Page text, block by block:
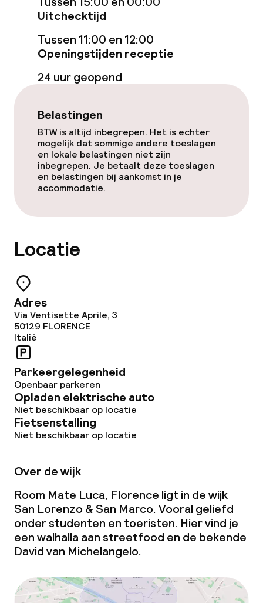
Zakelijke faciliteiten
Vergaderruimte
Beleid
Overal rookvrij
Uitchecktijd
Tussen 11:00 en 12:00
Openingstijden receptie
24 uur geopend
Belastingen
BTW is altijd inbegrepen. Het is echter
mogelijk dat sommige andere toeslagen
en lokale belastingen niet zijn
inbegrepen. Je betaalt deze toeslagen
en belastingen bij aankomst in je
accommodatie.
Locatie
Adres
Via Ventisette Aprile, 3
50129 FLORENCE
Italië
Parkeergelegenheid
Openbaar parkeren
Opladen elektrische auto
Niet beschikbaar op locatie
Fietsenstalling
Niet beschikbaar op locatie
Over de wijk
Room Mate Luca, Florence ligt in de wijk
San Lorenzo & San Marco. Vooral geliefd
onder studenten en toeristen. Hier vind je
een walhalla aan streetfood en de bekende
Davidvan Michelangelo.